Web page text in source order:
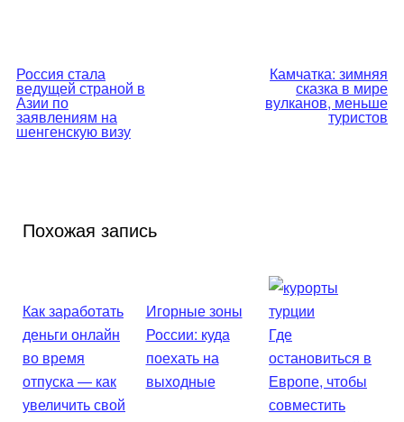
Навигация
по
записям
Россия стала
ведущей страной в
Азии по
заявлениям на
шенгенскую визу
Камчатка: зимняя
сказка в мире
вулканов, меньше
туристов
Похожая запись
Как заработать
деньги онлайн
во время
отпуска — как
увеличить свой
Игорные зоны
России: куда
поехать на
выходные
Где
остановиться в
Европе, чтобы
совместить